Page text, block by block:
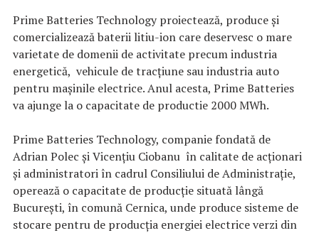
Prime Batteries Technology proiectează, produce și
comercializează baterii litiu-ion care deservesc o mare
varietate de domenii de activitate precum industria
energetică, vehicule de tracțiune sau industria auto
pentru mașinile electrice. Anul acesta, Prime Batteries
va ajunge la o capacitate de productie 2000 MWh.
Prime Batteries Technology, companie fondată de
Adrian Polec și Vicențiu Ciobanu în calitate de acționari
și administratori în cadrul Consiliului de Administrație,
operează o capacitate de producție situată lângă
București, în comună Cernica, unde produce sisteme de
stocare pentru de producția energiei electrice verzi din